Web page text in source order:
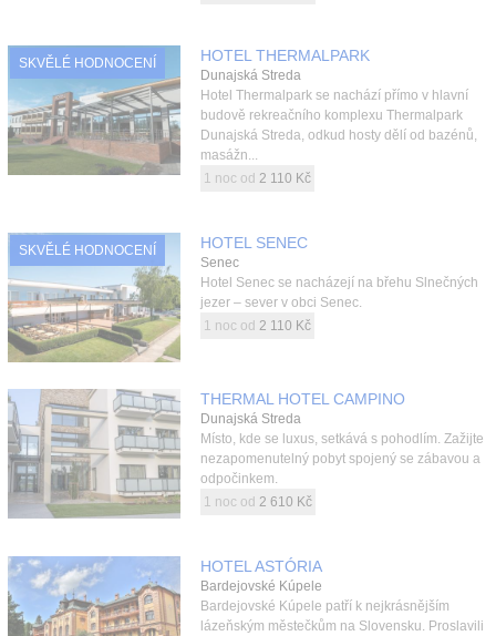
SKVĚLÉ HODNOCENÍ HOTEL THERMALPARK
Dunajská Streda
Hotel Thermalpark se nachází přímo v hlavní
budově rekreačního komplexu Thermalpark
Dunajská Streda, odkud hosty dělí od bazénů,
masážn...
1 noc od 2 110 Kč
SKVĚLÉ HODNOCENÍ HOTEL SENEC
Senec
Hotel Senec se nacházejí na břehu Slnečných
jezer – sever v obci Senec.
1 noc od 2 110 Kč
THERMAL HOTEL CAMPINO
Dunajská Streda
Místo, kde se luxus, setkává s pohodlím. Zažijte
nezapomenutelný pobyt spojený se zábavou a
odpočinkem.
1 noc od 2 610 Kč
HOTEL ASTÓRIA
Bardejovské Kúpele
Bardejovské Kúpele patří k nejkrásnějším
lázeňským městečkům na Slovensku. Proslavili